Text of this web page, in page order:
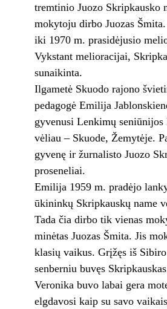
tremtinio Juozo Skripkausko
mokytoju dirbo Juozas
iki 1970 m. prasidėjusio
Vykstant melioracijai,
sunaikinta.
Ilgametė Skuodo rajono
pedagogė Emilija
gyvenusi Lenkimų seniūnijos
vėliau – Skuode, Žemytėje.
gyvenę ir žurnalisto Juozo
proseneliai.
Emilija 1959 m. pradėjo
ūkininkų Skripkauskų name
Tada čia dirbo tik vienas
minėtas Juozas Šmita. Jis
klasių vaikus. Grįžęs iš
senberniu buvęs
Veronika buvo labai gera
elgdavosi kaip su savo